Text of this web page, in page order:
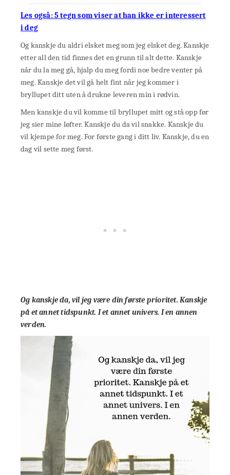
Les også: 5 tegn som viser at han ikke er interessert
i deg
Og kanskje du aldri elsket meg som jeg elsket deg. Kanskje
etter all den tid finnes det en grunn til alt dette. Kanskje
når du la meg gå, hjalp du meg fordi noe bedre venter på
meg. Kanskje det vil gå helt fint når jeg kommer i
bryllupet ditt uten å drukne leveren min i rødvin.
Men kanskje du vil komme til bryllupet mitt og stå opp før
jeg sier mine løfter. Kanskje du da vil snakke. Kanskje du
vil kjempe for meg. For første gang i ditt liv. Kanskje, du en
dag vil sette meg først.
Og kanskje da, vil jeg være din første prioritet. Kanskje
på et annet tidspunkt. I et annet univers. I en annen
verden.